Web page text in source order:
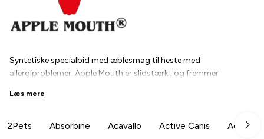
Syntetiske specialbid med æblesmag til heste med
allergiproblemer. Apple Mouth er slidstærkt og fremmer
Læs mere
2Pets Absorbine Acavallo Active Canis Aesculap